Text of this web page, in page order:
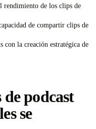
rendimiento de los clips de
de compartir clips de
con la creación estratégica de
podcast
se